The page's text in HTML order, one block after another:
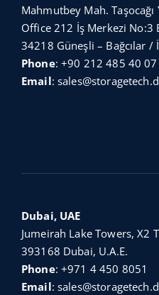
Mahmutbey Mah.
Office 212 İş Merkezi No:3
34218 Güneşli – Bağcılar /
Phone:+90 212 485 40 07
Email:
Dubai, UAE
Jumeirah Lake Towers, X2
393168 Dubai, U.A.E.
Phone:+971 4 450 8051
Email: